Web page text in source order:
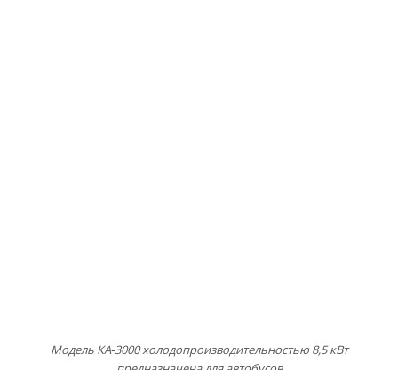
Модель КА‑3000 холодопроизводительностью 8,5 кВт